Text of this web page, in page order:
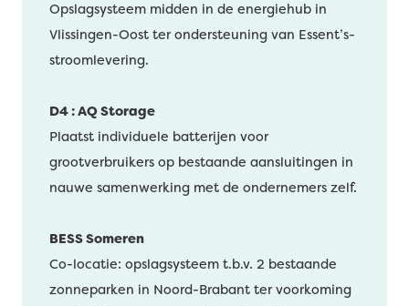
Opslagsysteem midden in de energiehub in
Vlissingen-Oost ter ondersteuning van Essent’s-
stroomlevering.
D4 : AQ Storage
Plaatst individuele batterijen voor
grootverbruikers op bestaande aansluitingen in
nauwe samenwerking met de ondernemers zelf.
BESS Someren
Co-locatie: opslagsysteem t.b.v. 2 bestaande
zonneparken in Noord-Brabant ter voorkoming